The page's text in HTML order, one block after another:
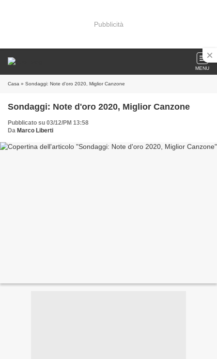
Pubblicità
MENU
Casa » Sondaggi: Note d'oro 2020, Miglior Canzone
Sondaggi: Note d'oro 2020, Miglior Canzone
Pubblicato su 03/12/PM 13:58
Da Marco Liberti